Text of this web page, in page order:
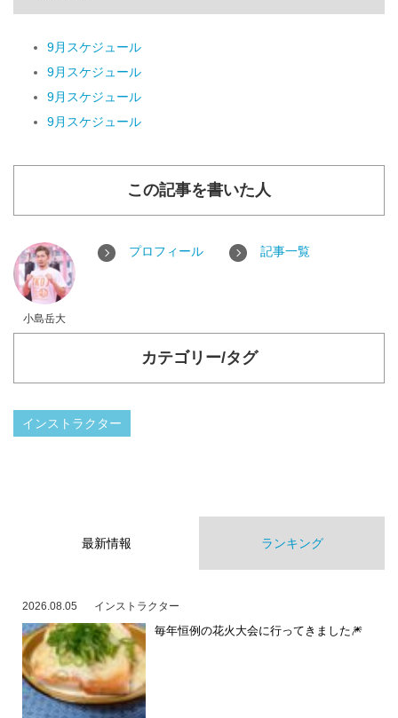
9月スケジュール
9月スケジュール
9月スケジュール
9月スケジュール
この記事を書いた人
小島岳大
プロフィール 記事一覧
カテゴリー/タグ
インストラクター
最新情報 ランキング
2026.08.05 インストラクター
毎年恒例の花火大会に行ってきました🎆